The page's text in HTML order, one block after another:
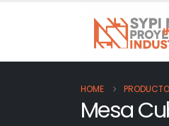
HOME
Mesa